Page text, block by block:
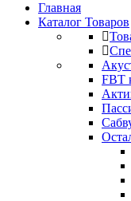
Главная
Каталог Товаров
FBT